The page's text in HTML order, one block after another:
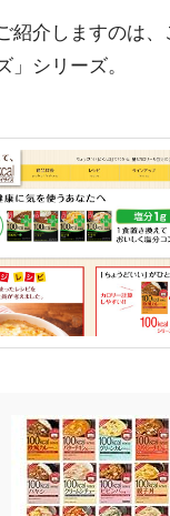
紹介しますのは
」シリーズ。